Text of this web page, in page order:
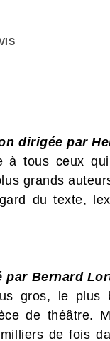
dirigée par
à tous ceux
grands
du texte,
par Bernard
gros, le plus
de théâtre.
de fois